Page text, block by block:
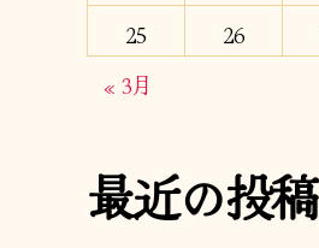
25
26
« 3月
最近の投稿